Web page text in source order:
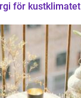
för kustklimatet